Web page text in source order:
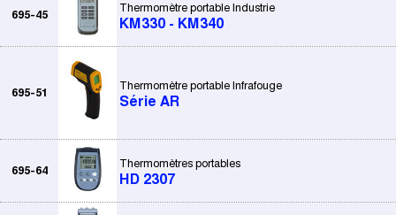
695-45
Thermomètre portable Industrie
KM330 - KM340
695-51
Thermomètre portable Infrafouge
Série AR
695-64
Thermomètres portables
HD 2307